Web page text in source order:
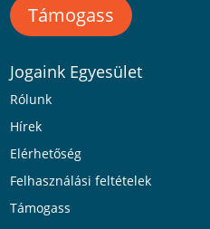
Támogass
Jogaink Egyesület
Rólunk
Hírek
Elérhetőség
Felhasználási feltételek
Támogass